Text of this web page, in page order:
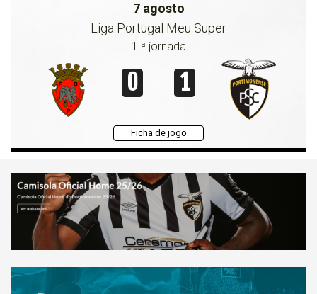
7 agosto
Liga Portugal Meu Super
1.ª jornada
0 1
Ficha de jogo